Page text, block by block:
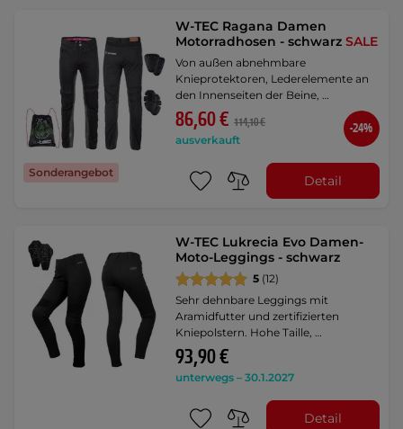
Sonderangebot
W-TEC Ragana Damen
Motorradhosen - schwarzSALE
Von außen abnehmbare
Knieprotektoren, Lederelemente an
den Innenseiten der Beine, …
86,60 € 114,10 €
ausverkauft
-24%
Detail
W-TEC Lukrecia Evo Damen-
Moto-Leggings - schwarz
5 (12)
Sehr dehnbare Leggings mit
Aramidfutter und zertifizierten
Kniepolstern. Hohe Taille, …
93,90 €
unterwegs – 30.1.2027
Detail